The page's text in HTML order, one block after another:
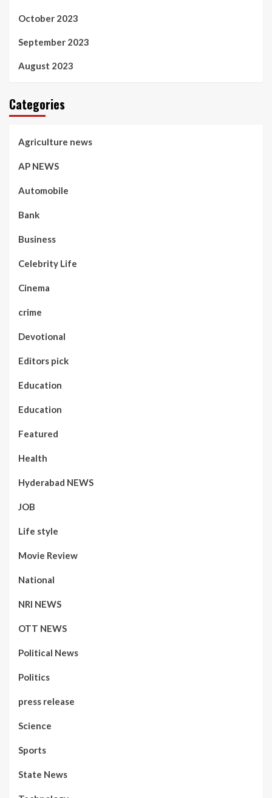
October 2023
September 2023
August 2023
Categories
Agriculture news
AP NEWS
Automobile
Bank
Business
Celebrity Life
Cinema
crime
Devotional
Editors pick
Education
Education
Featured
Health
Hyderabad NEWS
JOB
Life style
Movie Review
National
NRI NEWS
OTT NEWS
Political News
Politics
press release
Science
Sports
State News